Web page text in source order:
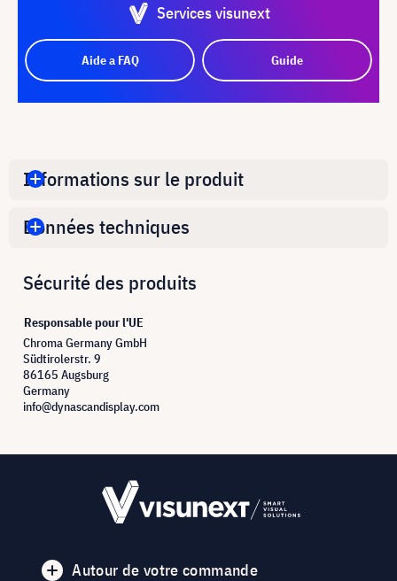
Services visunext
Aide a FAQ Guide
Informations sur le produit
Données techniques
Sécurité des produits
Responsable pour l'UE
Chroma Germany GmbH
Südtirolerstr. 9
86165 Augsburg
Germany
info@dynascandisplay.com
Autour de votre commande